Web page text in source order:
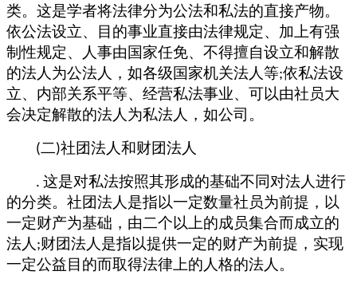
类。这是学者将法律分为公法和私法的直接产物。
依公法设立、目的事业直接由法律规定、加上有强
制性规定、人事由国家任免、不得擅自设立和解散
的法人为公法人，如各级国家机关法人等;依私法设
立、内部关系平等、经营私法事业、可以由社员大
会决定解散的法人为私法人，如公司。
(二)社团法人和财团法人
. 这是对私法按照其形成的基础不同对法人进行
的分类。社团法人是指以一定数量社员为前提，以
一定财产为基础，由二个以上的成员集合而成立的
法人 ;财团法人是指以提供一定的财产为前提，实现
一定公益目的而取得法律上的人格的法人。